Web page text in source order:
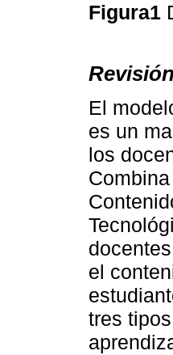
Figura1
El
es un
los
el
tres